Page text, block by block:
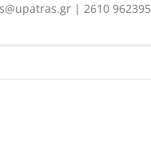
| 2610 962395